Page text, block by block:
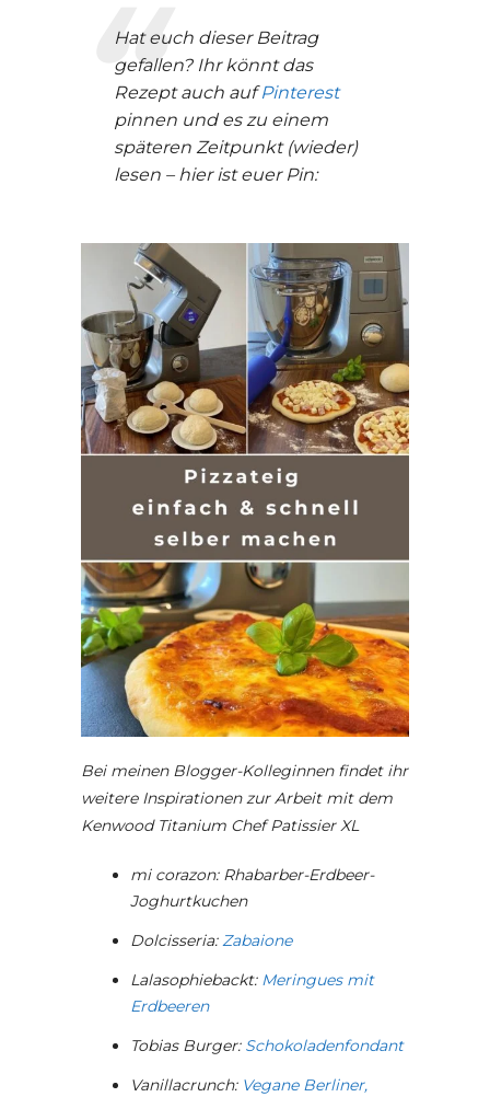
Hat euch dieser Beitrag
gefallen? Ihr könnt das
Rezept auch aufPinterest
pinnen und es zu einem
späteren Zeitpunkt (wieder)
lesen – hier ist euer Pin:
Bei meinen Blogger-Kolleginnen findet ihr
weitere Inspirationen zur Arbeit mit dem
Kenwood Titanium Chef Patissier XL
mi corazon: Rhabarber-Erdbeer-
Joghurtkuchen
Dolcisseria:Zabaione
Lalasophiebackt: Meringues mit
Erdbeeren
Tobias Burger: Schokoladenfondant
Vanillacrunch: Vegane Berliner,